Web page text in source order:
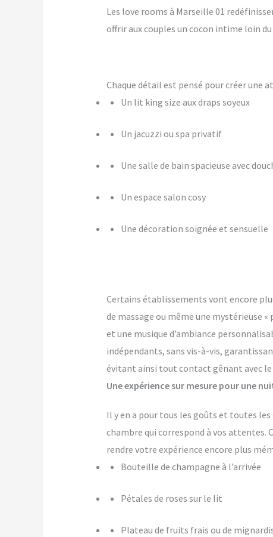
Les love rooms à Marseille 01
offrir aux couples un cocon intime loin
Chaque détail est pensé pour créer une
Un lit king size aux draps soyeux
Un jacuzzi ou spa privatif
Une salle de bain spacieuse avec
Un espace salon cosy
Une décoration soignée et sensuelle
Certains établissements vont encore
de massage ou même une mystérieuse
et une musique d’ambiance
indépendants, sans vis-à-vis,
évitant ainsi tout contact gênant avec
Une expérience sur mesure pour une
Il y en a pour tous les goûts et toutes
chambre qui correspond à vos
rendre votre expérience encore plus
Bouteille de champagne à l’arrivée
Pétales de roses sur le lit
Plateau de fruits frais ou de